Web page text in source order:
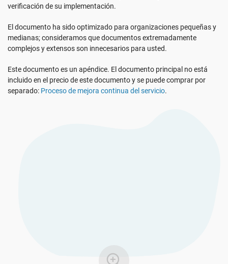
ISO 42001
ISO 9001
Otros
Empresas de TI y SaaS
Fabricación
Contáctenos
verificación de su implementación.
El documento ha sido optimizado para organizaciones pequeñas y
medianas; consideramos que documentos extremadamente
complejos y extensos son innecesarios para usted.
Este documento es un apéndice. El documento principal no está
incluido en el precio de este documento y se puede comprar por
separado: Proceso de mejora continua del servicio.